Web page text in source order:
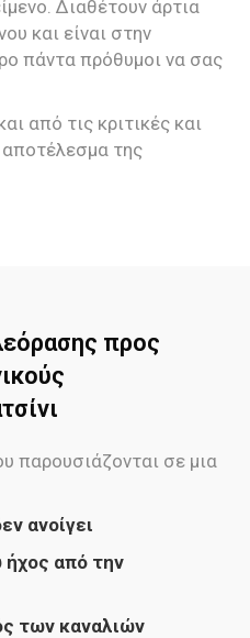
Διαθέτουν άρτια
και είναι στην
πάντα πρόθυμοι να σας
από τις κριτικές και
της
προς
παρουσιάζονται σε μια
ανοίγει
ήχος από την
των καναλιών